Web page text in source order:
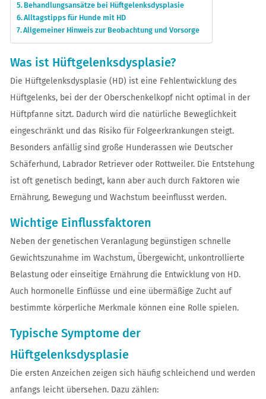
Behandlungsansätze bei Hüftgelenksdysplasie
Alltagstipps für Hunde mit HD
Allgemeiner Hinweis zur Beobachtung und Vorsorge
Was ist Hüftgelenksdysplasie?
Die Hüftgelenksdysplasie (HD) ist eine Fehlentwicklung des
Hüftgelenks, bei der der Oberschenkelkopf nicht optimal in der
Hüftpfanne sitzt. Dadurch wird die natürliche Beweglichkeit
eingeschränkt und das Risiko für Folgeerkrankungen steigt.
Besonders anfällig sind große Hunderassen wie Deutscher
Schäferhund, Labrador Retriever oder Rottweiler. Die Entstehung
ist oft genetisch bedingt, kann aber auch durch Faktoren wie
Ernährung, Bewegung und Wachstum beeinflusst werden.
Wichtige Einflussfaktoren
Neben der genetischen Veranlagung begünstigen schnelle
Gewichtszunahme im Wachstum, Übergewicht, unkontrollierte
Belastung oder einseitige Ernährung die Entwicklung von HD.
Auch hormonelle Einflüsse und eine übermäßige Zucht auf
bestimmte körperliche Merkmale können eine Rolle spielen.
Typische Symptome der
Hüftgelenksdysplasie
Die ersten Anzeichen zeigen sich häufig schleichend und werden
anfangs leicht übersehen. Dazu zählen: